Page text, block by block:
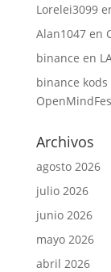
Lorelei3099
Alan1047en
binance en
binance kods
Archivos
agosto 2026
julio 2026
junio 2026
mayo 2026
abril 2026